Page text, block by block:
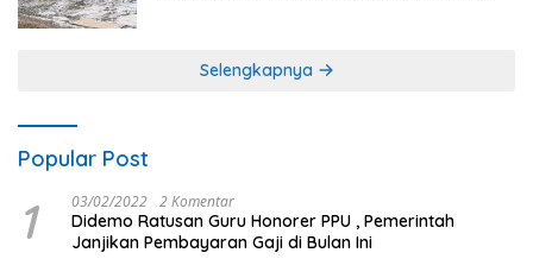
Selengkapnya
Popular Post
1 03/02/2022 2 Komentar
Didemo Ratusan Guru Honorer PPU , Pemerintah
Janjikan Pembayaran Gaji di Bulan Ini